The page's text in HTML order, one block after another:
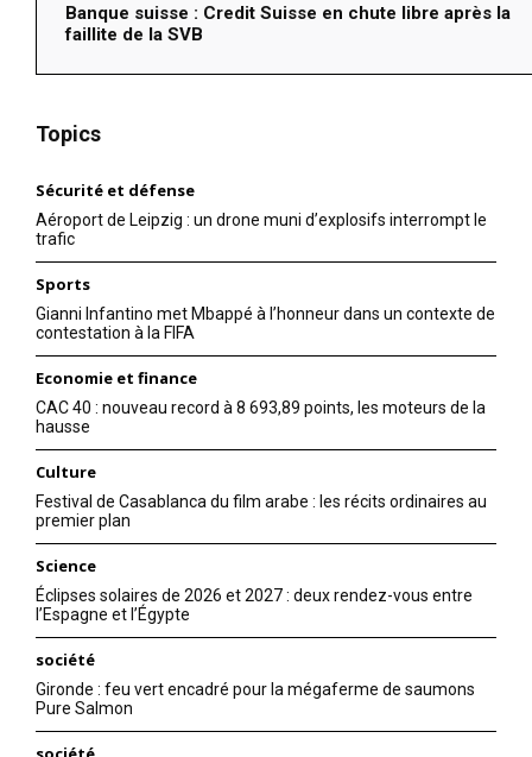
Banque suisse : Credit Suisse en chute libre après la
faillite de la SVB
Topics
Sécurité et défense
Aéroport de Leipzig : un drone muni d’explosifs interrompt le
trafic
Sports
Gianni Infantino met Mbappé à l’honneur dans un contexte de
contestation à la FIFA
Economie et finance
CAC 40 : nouveau record à 8 693,89 points, les moteurs de la
hausse
Culture
Festival de Casablanca du film arabe : les récits ordinaires au
premier plan
Science
Éclipses solaires de 2026 et 2027 : deux rendez-vous entre
l’Espagne et l’Égypte
société
Gironde : feu vert encadré pour la mégaferme de saumons
Pure Salmon